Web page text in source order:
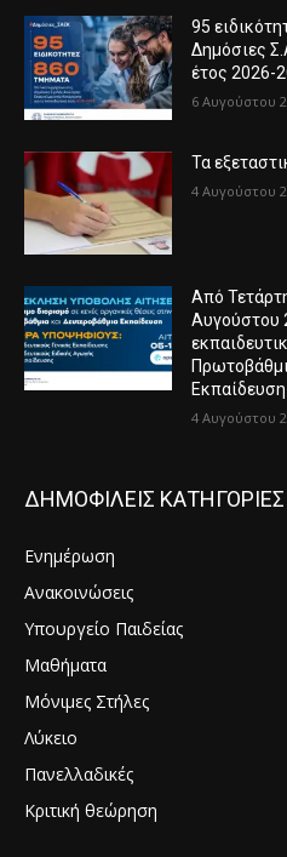
95
Δημόσιες
έτος 2026-
6 Αυγούστου
Τα
4 Αυγούστου
Από
Αυγούστου
Εκπαίδευση
4 Αυγούστου
ΔΗΜΟΦΙΛΕΙΣ ΚΑΤΗΓΟΡΙΕΣ
Ενημέρωση
Ανακοινώσεις
Υπουργείο Παιδείας
Μαθήματα
Μόνιμες Στήλες
Λύκειο
Πανελλαδικές
Κριτική θεώρηση